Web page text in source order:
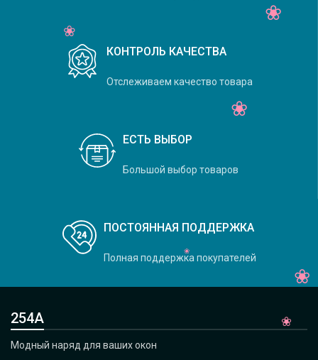
КОНТРОЛЬ КАЧЕСТВА
Отслеживаем качество товара
ЕСТЬ ВЫБОР
Большой выбор товаров
ПОСТОЯННАЯ ПОДДЕРЖКА
Полная поддержка покупателей
254А
Модный наряд для ваших окон